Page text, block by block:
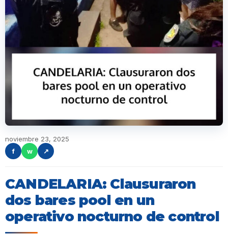
noviembre 23, 2025
f
w ↗
CANDELARIA: Clausuraron
dos bares pool en un
operativo nocturno de control